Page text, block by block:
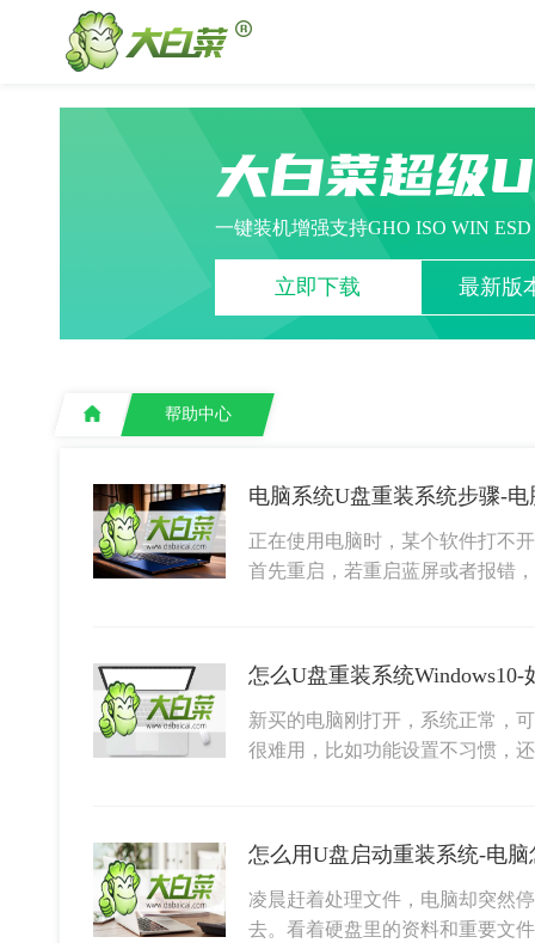
大白菜超级
一键装机增强支持GHO ISO WIN
立即下载 最新版
帮助中心
电脑系统U盘重装系统步骤-
正在使用电脑时，某个软件打不
首先重启，若重启蓝屏或者报错
新买的电脑刚打开，系统正常，
很难用，比如功能设置不习惯，
怎么用U盘启动重装系统-电
凌晨赶着处理文件，电脑却突然
去。看着硬盘里的资料和重要文